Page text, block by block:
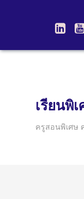
เรียนพิ
ครูสอนพิเศษ